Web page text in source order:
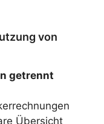
von
getrennt
Übersicht